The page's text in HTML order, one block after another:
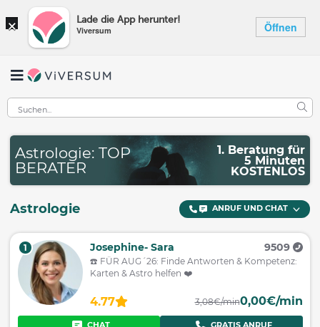
× Lade die App herunter!
Viversum Öffnen
Astrologie: TOP
BERATER
1. Beratung für
5 Minuten
KOSTENLOS
Astrologie ANRUF UND CHAT
1 Josephine- Sara 9509
☎️ FÜR AUG´26: Finde Antworten & Kompetenz:
Karten & Astro helfen ❤️
4.77 3,08€/min0,00€/min